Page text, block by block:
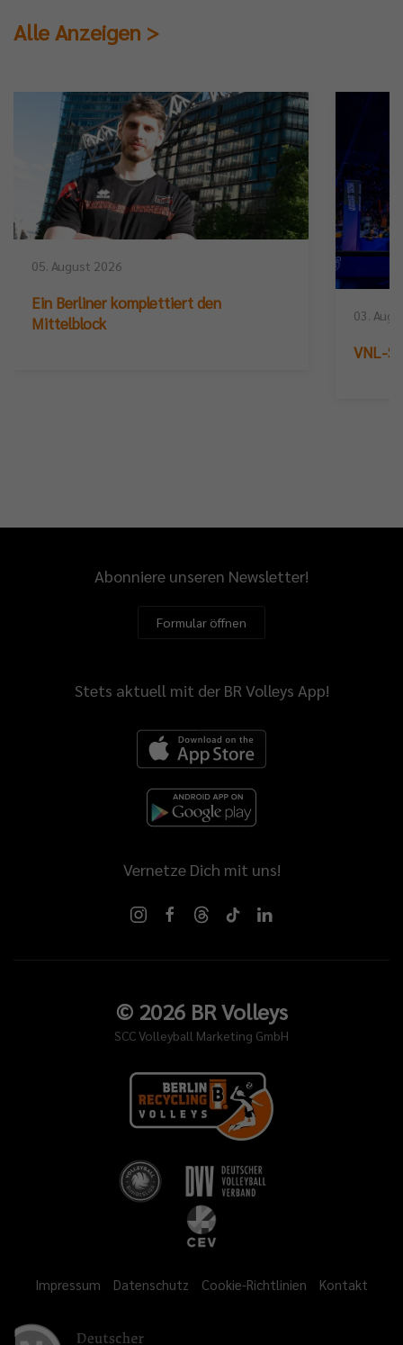
Alle Anzeigen >
05. August 2026
Ein Berliner komplettiert den
Mittelblock
03.
VNL-
Abonniere unseren Newsletter!
Formular öffnen
Stets aktuell mit der BR Volleys App!
Vernetze Dich mit uns!
© 2026BR Volleys
SCC Volleyball Marketing GmbH
Impressum Datenschutz Cookie-Richtlinien Kontakt